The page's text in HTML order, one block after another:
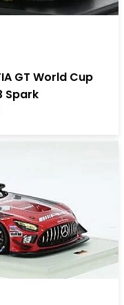
GT World Cup
Spark